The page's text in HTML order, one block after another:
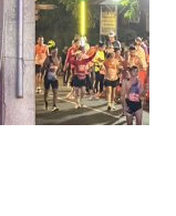
รวจเยี่ยมจุดเชียร์งานบุรีรั